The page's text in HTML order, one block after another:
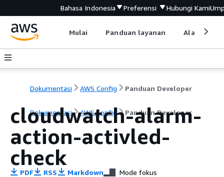
Bahasa Indonesia Preferensi Hubungi Kami
Mulai Panduan layanan Alat
Dokumentasi AWS Config Panduan Developer
Dokumentasi AWS Config Panduan Developer
cloudwatch-alarm-
action-activled-
check
PDF RSS Markdown Mode fokus